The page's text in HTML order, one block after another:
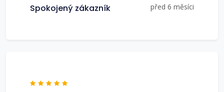
Spokojený zákazník před 6 měsíci